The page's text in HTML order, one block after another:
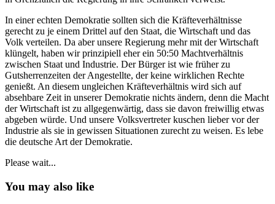
In einer echten Demokratie sollten sich die Kräfteverhältnisse
gerecht zu je einem Drittel auf den Staat, die Wirtschaft und das
Volk verteilen. Da aber unsere Regierung mehr mit der Wirtschaft
klüngelt, haben wir prinzipiell eher ein 50:50 Machtverhältnis
zwischen Staat und Industrie. Der Bürger ist wie früher zu
Gutsherrenzeiten der Angestellte, der keine wirklichen Rechte
genießt. An diesem ungleichen Kräfteverhältnis wird sich auf
absehbare Zeit in unserer Demokratie nichts ändern, denn die Macht
der Wirtschaft ist zu allgegenwärtig, dass sie davon freiwillig etwas
abgeben würde. Und unsere Volksvertreter kuschen lieber vor der
Industrie als sie in gewissen Situationen zurecht zu weisen. Es lebe
die deutsche Art der Demokratie.
Please wait...
You may also like